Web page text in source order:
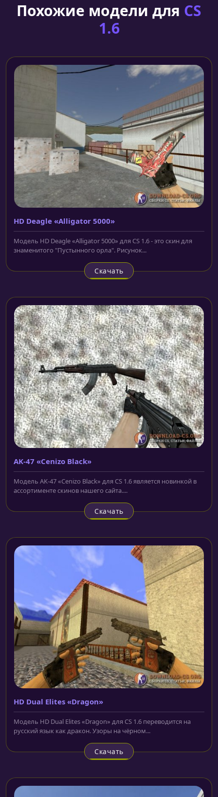
Похожие модели для CS
1.6
HD Deagle «Alligator 5000»
Модель HD Deagle «Alligator 5000» для CS 1.6 - это скин для
знаменитого "Пустынного орла". Рисунок...
Скачать
AK-47 «Cenizo Black»
Модель AK-47 «Cenizo Black» для CS 1.6 является новинкой в
ассортименте скинов нашего сайта....
Скачать
HD Dual Elites «Dragon»
Модель HD Dual Elites «Dragon» для CS 1.6 переводится на
русский язык как дракон. Узоры на чёрном...
Скачать